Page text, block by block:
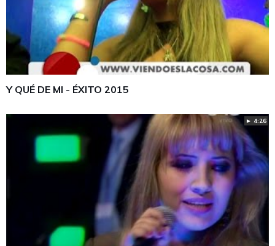
Y QUÉ DE MI - ÉXITO 2015
► 4:26